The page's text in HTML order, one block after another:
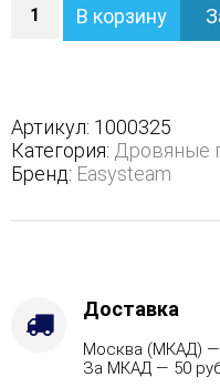
Печь
Анапа
полноценном
кожухе
с
открытым
Футеровка,
Варианты
В корзину
Артикул: 1000325
Категория: Дровяные
Бренд: Easysteam
Доставка
Москва (МКАД) —
За МКАД — 50